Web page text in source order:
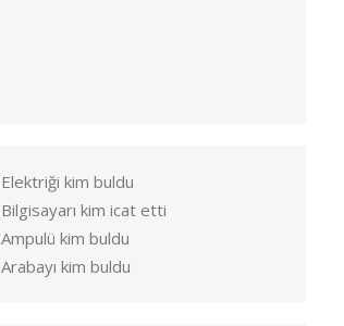
Elektriği kim buldu
Bilgisayarı kim icat etti
Ampulü kim buldu
Arabayı kim buldu